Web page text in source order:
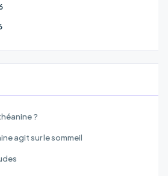
?
agit sur le sommeil